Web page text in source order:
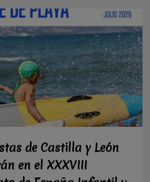
de Castilla y León
en el XXXVIII